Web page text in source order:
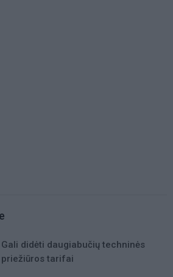
Gali didėti daugiabučių techninės
priežiūros tarifai